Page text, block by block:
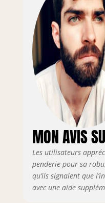
D’ESPACE
Les
ajoutent
chaussures,
– aussi
décoratives.
Combinez
pamo pour
mesure –
particuliers
MON AVIS
Les utilisateurs
penderie pour sa
qu’ils signalent que
avec une aide